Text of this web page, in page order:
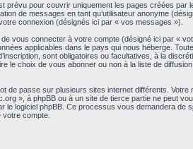
pour couvrir uniquement les pages créées par
de messages en tant qu’utilisateur anonyme
connexion (désignés ici par « vos messages »).
vous connecter à votre compte (désigné ici par «
applicables dans le pays qui nous héberge.
sont obligatoires ou facultatives, à la
choix de vous abonner ou non à la liste de
de passe sur plusieurs sites internet différents. Votre
», à phpBB ou à un site de tierce partie ne peut
logiciel phpBB. Ce processus vous demandera de
compte.